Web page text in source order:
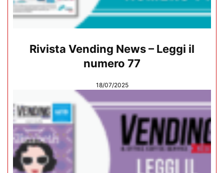
Rivista Vending News – Leggi il
numero 77
18/07/2025